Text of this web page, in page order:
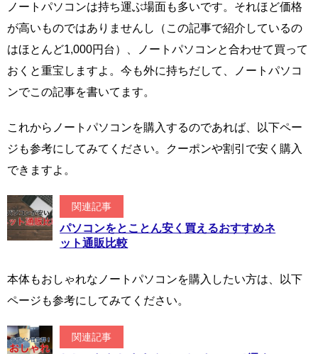
ノートパソコンは持ち運ぶ場面も多いです。それほど価格
が高いものではありませんし（この記事で紹介しているの
はほとんど1,000円台）、ノートパソコンと合わせて買って
おくと重宝しますよ。今も外に持ちだして、ノートパソコ
ンでこの記事を書いてます。
これからノートパソコンを購入するのであれば、以下ペー
ジも参考にしてみてください。クーポンや割引で安く購入
できますよ。
関連記事
パソコンをとことん安く買えるおすすめネ
ット通販比較
本体もおしゃれなノートパソコンを購入したい方は、以下
ページも参考にしてみてください。
関連記事